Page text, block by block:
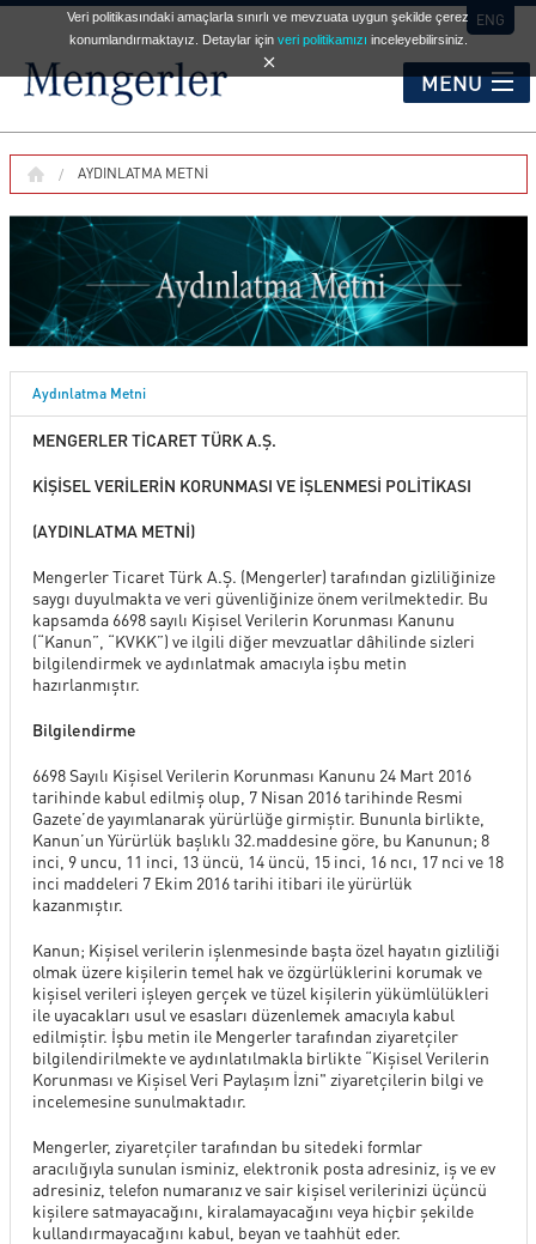
ENG
MENU
HİZMET NOKTALARI
OTOMOBİL
İKİNCİ EL
SERVİS
KİRALAMA HİZMETLERİ
TEST SÜRÜŞ TALEBİ
İLETİŞİM FORMU
AYDINLATMA METNI
Aydınlatma Metni
MENGERLER TİCARET TÜRK A.Ş.
KİŞİSEL VERİLERİN KORUNMASI VE İŞLENMESİ POLİTİKASI
(AYDINLATMA METNİ)
Mengerler Ticaret Türk A.Ş. (Mengerler) tarafından gizliliğinize
saygı duyulmakta ve veri güvenliğinize önem verilmektedir. Bu
kapsamda 6698 sayılı Kişisel Verilerin Korunması Kanunu
(“Kanun”, “KVKK”) ve ilgili diğer mevzuatlar dâhilinde sizleri
bilgilendirmek ve aydınlatmak amacıyla işbu metin
hazırlanmıştır.
Bilgilendirme
6698 Sayılı Kişisel Verilerin Korunması Kanunu 24 Mart 2016
tarihinde kabul edilmiş olup, 7 Nisan 2016 tarihinde Resmi
Gazete’de yayımlanarak yürürlüğe girmiştir. Bununla birlikte,
Kanun’un Yürürlük başlıklı 32.maddesine göre, bu Kanunun; 8
inci, 9 uncu, 11 inci, 13 üncü, 14 üncü, 15 inci, 16 ncı, 17 nci ve 18
inci maddeleri 7 Ekim 2016 tarihi itibari ile yürürlük
kazanmıştır.
Kanun; Kişisel verilerin işlenmesinde başta özel hayatın gizliliği
olmak üzere kişilerin temel hak ve özgürlüklerini korumak ve
kişisel verileri işleyen gerçek ve tüzel kişilerin yükümlülükleri
ile uyacakları usul ve esasları düzenlemek amacıyla kabul
edilmiştir. İşbu metin ile Mengerler tarafından ziyaretçiler
bilgilendirilmekte ve aydınlatılmakla birlikte “Kişisel Verilerin
Korunması ve Kişisel Veri Paylaşım İzni" ziyaretçilerin bilgi ve
incelemesine sunulmaktadır.
Mengerler, ziyaretçiler tarafından bu sitedeki formlar
aracılığıyla sunulan isminiz, elektronik posta adresiniz, iş ve ev
adresiniz, telefon numaranız ve sair kişisel verilerinizi üçüncü
kişilere satmayacağını, kiralamayacağını veya hiçbir şekilde
kullandırmayacağını kabul, beyan ve taahhüt eder.
Veri politikasındaki amaçlarla sınırlı ve mevzuata uygun şekilde çerez
konumlandırmaktayız. Detaylar için veri politikamızı inceleyebilirsiniz.